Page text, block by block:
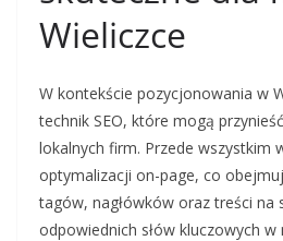
Wieliczce
W kontekście pozycjonowania w
technik SEO, które mogą
lokalnych firm. Przede wszystkim
optymalizacji on-page, co
tagów, nagłówków oraz treści na
odpowiednich słów kluczowych